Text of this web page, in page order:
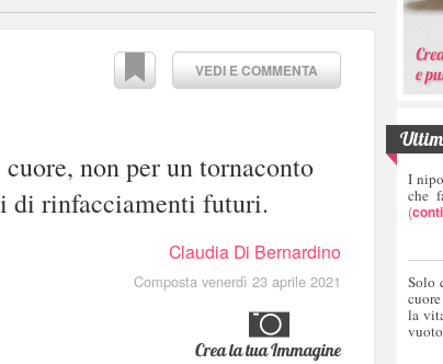
VEDI E COMMENTA
non per un tornaconto
di rinfacciamenti futuri.
Claudia Di Bernardino
Composta venerdì 23 aprile 2021
Crea la tua Immagine
I
che
(
Solo
la